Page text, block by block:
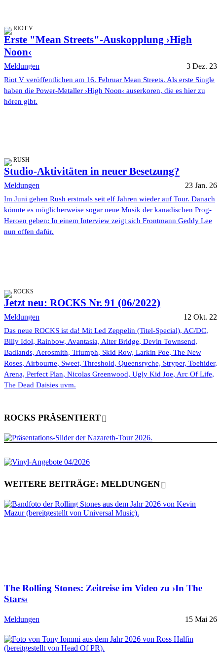
RIOT V
Erste "Mean Streets"-Auskopplung ›High
Noon‹
Meldungen 3 Dez. 23
Riot V veröffentlichen am 16. Februar Mean Streets. Als erste Single
haben die Power-Metaller ›High Noon‹ auserkoren, die es hier zu
hören gibt.
RUSH
Studio-Aktivitäten in neuer Besetzung?
Meldungen 23 Jan. 26
Im Juni gehen Rush erstmals seit elf Jahren wieder auf Tour. Danach
könnte es möglicherweise sogar neue Musik der kanadischen Prog-
Heroen geben: In einem Interview zeigt sich Frontmann Geddy Lee
nun offen dafür.
ROCKS
Jetzt neu: ROCKS Nr. 91 (06/2022)
Meldungen 12 Okt. 22
Das neue ROCKS ist da! Mit Led Zeppelin (Titel-Special), AC/DC,
Billy Idol, Rainbow, Avantasia, Alter Bridge, Devin Townsend,
Badlands, Aerosmith, Triumph, Skid Row, Larkin Poe, The New
Roses, Airbourne, Sweet, Threshold, Queensryche, Stryper, Toehider,
Arena, Perfect Plan, Nicolas Greenwood, Ugly Kid Joe, Arc Of Life,
The Dead Daisies uvm.
ROCKS PRÄSENTIERT
WEITERE BEITRÄGE: MELDUNGEN
The Rolling Stones: Zeitreise im Video zu ›In The
Stars‹
Meldungen 15 Mai 26